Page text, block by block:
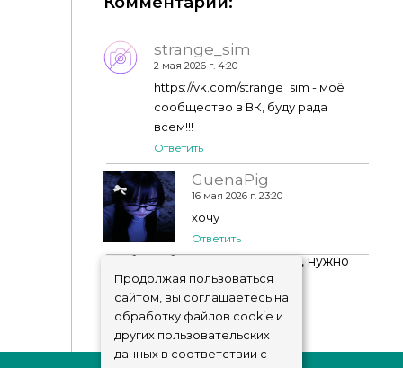
strange_sim
2 мая 2026 г. 4:20
https://vk.com/strange_sim - моё
сообщество в ВК, буду рада
всем!!!
Ответить
GuenaPig
16 мая 2026 г. 23:20
хочу
Ответить
Чтобы добавить комментарий, нужно
авторизоваться!
Продолжая пользоваться
сайтом, вы соглашаетесь на
обработку файлов cookie и
других пользовательских
данных в соответствии с